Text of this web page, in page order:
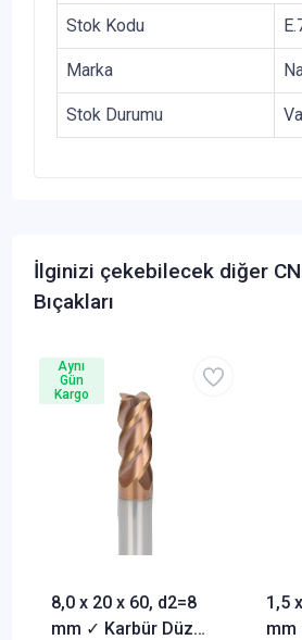
Stok Kodu
Marka
Stok Durumu
İlginizi çekebilecek diğer
Bıçakları
8,0 x 20 x 60, d2=8
mm ✓ Karbür Düz
Aynı
Gün
Kargo
1,5
mm